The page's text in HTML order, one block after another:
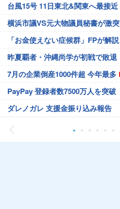
台風15号 11日東北&関東へ最接近
横浜市議VS元大物議員秘書が激突
「お金使えない症候群」FPが解説
昨夏覇者・沖縄尚学が初戦で敗退
7月の企業倒産1000件超 今年最多
PayPay 登録者数7500万人を突破
ダレノガレ 支援金振り込み報告